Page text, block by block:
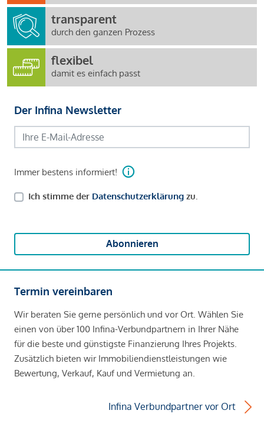
transparent
durch den ganzen Prozess
flexibel
damit es einfach passt
Der Infina Newsletter
Immer bestens informiert!
Ich stimme der Datenschutzerklärung zu.
Abonnieren
Termin vereinbaren
Wir beraten Sie gerne persönlich und vor Ort. Wählen Sie
einen von über 100 Infina-Verbundpartnern in Ihrer Nähe
für die beste und günstigste Finanzierung Ihres Projekts.
Zusätzlich bieten wir Immobiliendienstleistungen wie
Bewertung, Verkauf, Kauf und Vermietung an.
Infina Verbundpartner vor Ort